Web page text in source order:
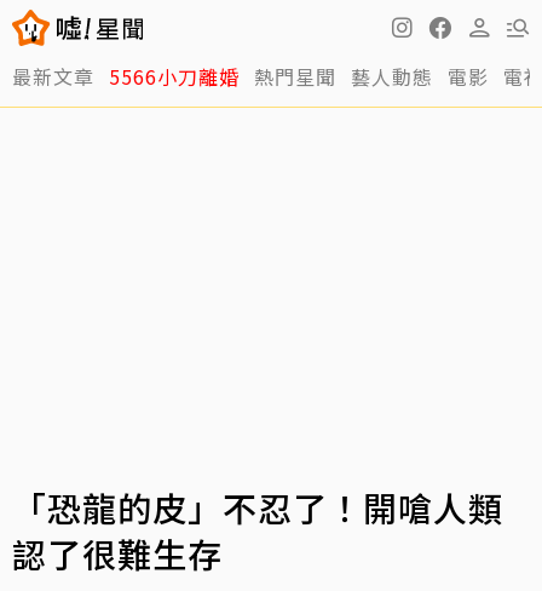
最新文章 5566小刀離婚 熱門星聞 藝人動態 電影 電
「恐龍的皮」不忍了！開嗆人類
認了很難生存